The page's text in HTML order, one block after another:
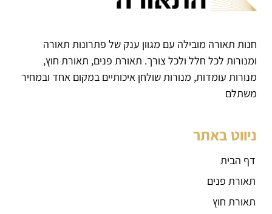
חנות תאורה מובילה עם מגוון ענק של פתרונות תאורה
ומנורות לכל חלל ולכל צורך. תאורת פנים, תאורת חוץ,
מנורות עומדות, מנורות שולחן איכותיים במקום אחד ובמחיר
משתלם
ניווט באתר
דף הבית
תאורת פנים
תאורת חוץ